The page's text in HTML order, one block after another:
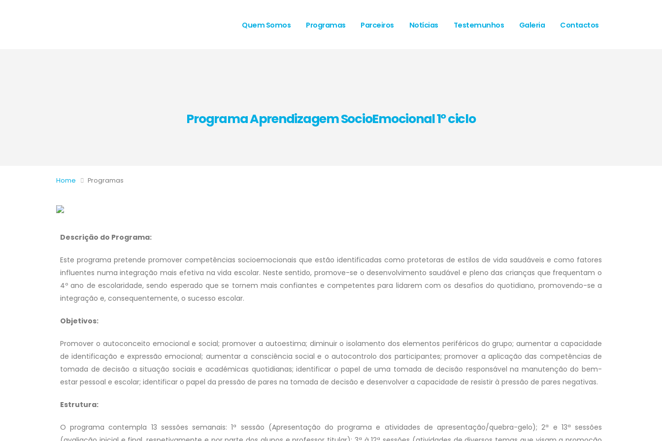
Quem Somos Programas Parceiros Notícias Testemunhos Galeria Contactos
Programa Aprendizagem SocioEmocional 1º ciclo
Home Programas
Descrição do Programa:
Este programa pretende promover competências socioemocionais que estão identificadas como protetoras de estilos de vida saudáveis e como fatores
influentes numa integração mais efetiva na vida escolar. Neste sentido, promove-se o desenvolvimento saudável e pleno das crianças que frequentam o
4º ano de escolaridade, sendo esperado que se tornem mais confiantes e competentes para lidarem com os desafios do quotidiano, promovendo-se a
integração e, consequentemente, o sucesso escolar.
Objetivos:
Promover o autoconceito emocional e social; promover a autoestima; diminuir o isolamento dos elementos periféricos do grupo; aumentar a capacidade
de identificação e expressão emocional; aumentar a consciência social e o autocontrolo dos participantes; promover a aplicação das competências de
tomada de decisão a situação sociais e académicas quotidianas; identificar o papel de uma tomada de decisão responsável na manutenção do bem-
estar pessoal e escolar; identificar o papel da pressão de pares na tomada de decisão e desenvolver a capacidade de resistir à pressão de pares negativas.
Estrutura:
O programa contempla 13 sessões semanais: 1ª sessão (Apresentação do programa e atividades de apresentação/quebra-gelo); 2ª e 13ª sessões
O Projeto Atitude Positiva é um programa de
promoção de comportamentos saudáveis e
2560-289 Torres Vedras
- Atitude Positiva
- Parceiros